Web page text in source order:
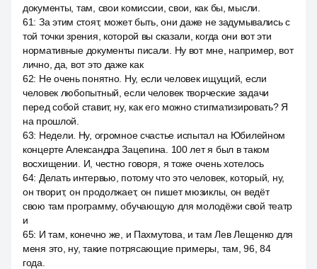
документы, там, свои комиссии, свои, как бы, мысли.
61: За этим стоят, может быть, они даже не задумывались с
той точки зрения, которой вы сказали, когда они вот эти
нормативные документы писали. Ну вот мне, например, вот
лично, да, вот это даже как
62: Не очень понятно. Ну, если человек ищущий, если
человек любопытный, если человек творческие задачи
перед собой ставит, ну, как его можно стигматизировать? Я
на прошлой.
63: Недели. Ну, огромное счастье испытал на Юбилейном
концерте Александра Зацепина. 100 лет я был в таком
восхищении. И, честно говоря, я тоже очень хотелось
64: Делать интервью, потому что это человек, который, ну,
он творит, он продолжает, он пишет мюзиклы, он ведёт
свою там программу, обучающую для молодёжи свой театр
и
65: И там, конечно же, и Пахмутова, и там Лев Лещенко для
меня это, ну, такие потрясающие примеры, там, 96, 84
года.